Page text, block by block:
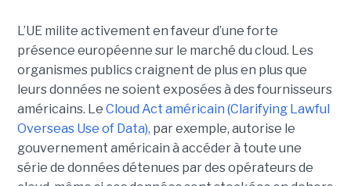
L’UE milite activement en faveur d’une forte
présence européenne sur le marché du cloud. Les
organismes publics craignent de plus en plus que
leurs données ne soient exposées à des fournisseurs
américains. Le Cloud Act américain (Clarifying Lawful
Overseas Use of Data), par exemple, autorise le
gouvernement américain à accéder à toute une
série de données détenues par des opérateurs de